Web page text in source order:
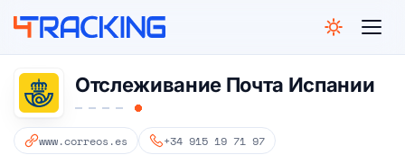
Отслеживание Почта Испании
www.correos.es +34 915 19 71 97